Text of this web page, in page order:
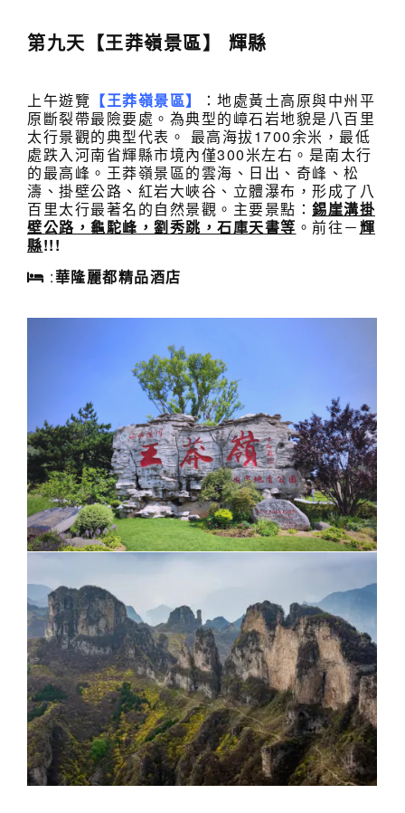
第九天【王莽嶺景區】 輝縣
上午遊覽 【王莽嶺景區】
：地處黃土高原與中州平
原斷裂帶最險要處。為典型的嶂石岩地貌是八百里
太行景觀的典型代表。 最高海拔1700余米，最低
處跌入河南省輝縣市境內僅300米左右。是南太行
的最高峰。王莽嶺景區的雲海、日出、奇峰、松
濤、掛壁公路、紅岩大峽谷、立體瀑布，形成了八
百里太行最著名的自然景觀。主要景點： 錫崖溝掛
壁公路，龜駝峰，劉秀跳，石庫天書等 。前往－輝
縣!!!
:華隆麗都精品酒店